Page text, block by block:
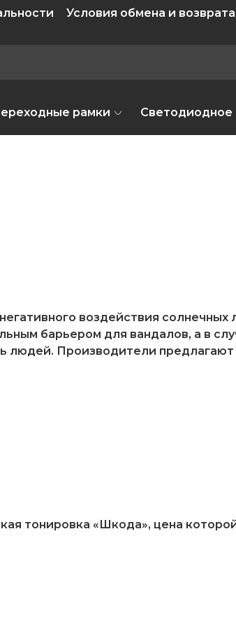
Условия обмена и возврата
рамки Светодиодное
воздействия
барьером для вандалов, а в
людей. Производители
тонировка «Шкода», цена